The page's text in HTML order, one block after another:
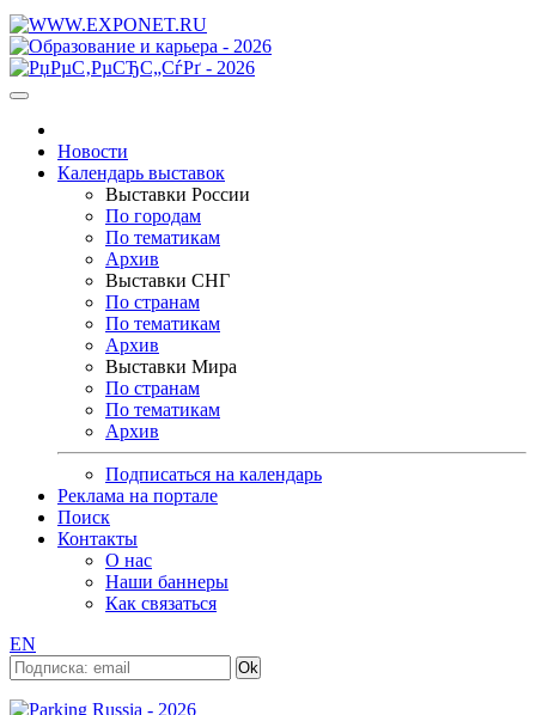
Новости
Календарь выставок
Выставки России
По городам
По тематикам
Архив
Выставки СНГ
По странам
По тематикам
Архив
Выставки Мира
По странам
По тематикам
Архив
Подписаться на календарь
Реклама на портале
Поиск
Контакты
О нас
Наши баннеры
Как связаться
EN